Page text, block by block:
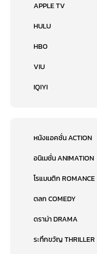
APPLE TV
HULU
HBO
VIU
IQIYI
หนังแอคชั่น ACTION
อนิเมชั่น ANIMATION
โรแมนติก ROMANCE
ตลก COMEDY
ดราม่า DRAMA
ระทึกขวัญ THRILLER